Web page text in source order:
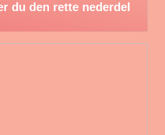
du den rette nederdel